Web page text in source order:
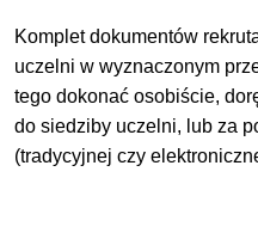
Komplet dokumentów
uczelni w wyznaczonym
tego dokonać osobiście,
do siedziby uczelni, lub za
(tradycyjnej czy